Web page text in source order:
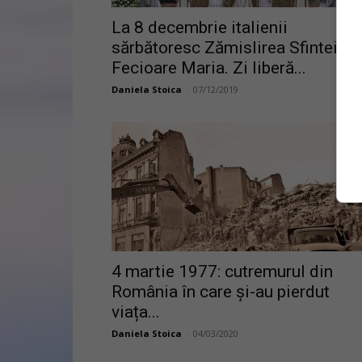
La 8 decembrie italienii
sărbătoresc Zămislirea Sfintei
Fecioare Maria. Zi liberă...
Daniela Stoica 07/12/2019
4 martie 1977: cutremurul din
România în care și-au pierdut
viața...
Daniela Stoica 04/03/2020